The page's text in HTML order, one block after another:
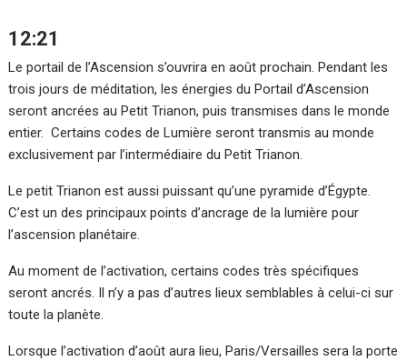
12:21
Le portail de l’Ascension s’ouvrira en août prochain. Pendant les
trois jours de méditation, les énergies du Portail d’Ascension
seront ancrées au Petit Trianon, puis transmises dans le monde
entier. Certains codes de Lumière seront transmis au monde
exclusivement par l’intermédiaire du Petit Trianon.
Le petit Trianon est aussi puissant qu’une pyramide d’Égypte.
C’est un des principaux points d’ancrage de la lumière pour
l’ascension planétaire.
Au moment de l’activation, certains codes très spécifiques
seront ancrés. Il n’y a pas d’autres lieux semblables à celui-ci sur
toute la planète.
Lorsque l’activation d’août aura lieu, Paris/Versailles sera la porte